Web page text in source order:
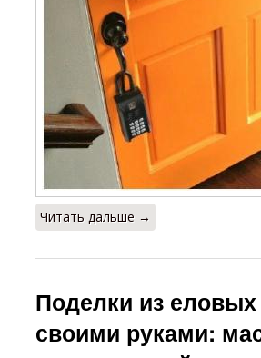
Читать дальше →
Поделки из
своими руками: